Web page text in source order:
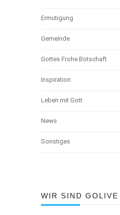
Ermutigung
Gemeinde
Gottes Frohe Botschaft
Inspiration
Leben mit Gott
News
Sonstiges
WIR SIND GOLIVE